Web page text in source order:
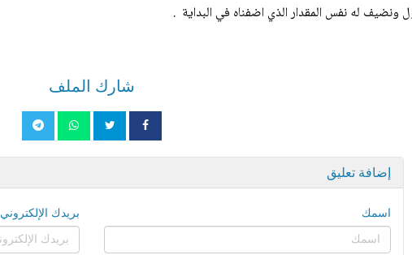
شارك الملف
إضافة تعليق
اسمك بريدك الإلكتروني